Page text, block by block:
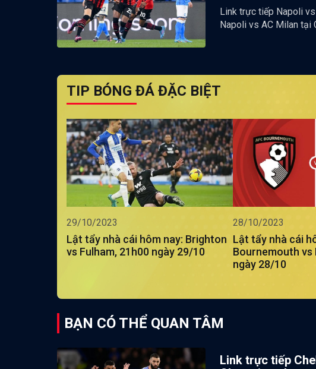
Link trực tiếp Napoli
Napoli vs AC Milan tại
TIP BÓNG ĐÁ ĐẶC BIỆT
29/10/2023
Lật tẩy nhà cái hôm nay: Brighton
vs Fulham, 21h00 ngày 29/10
28/10/2023
Lật tẩy nhà cái
Bournemouth vs
ngày 28/10
BẠN CÓ THỂ QUAN TÂM
Link trực tiếp